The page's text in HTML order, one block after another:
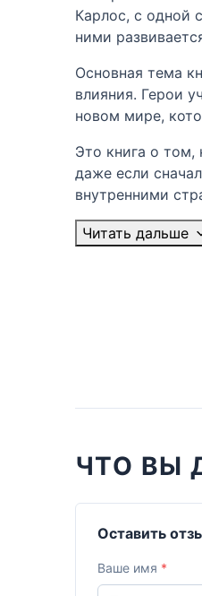
Карлос, с одной
ними
Основная тема
влияния. Герои
новом мире,
Это книга о том,
даже если
внутренними
Читать дальше
ЧТО ВЫ
Оставить
Ваше имя *